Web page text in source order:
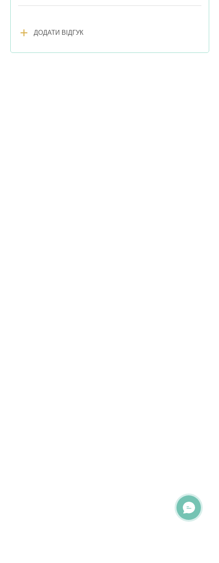
add ДОДАТИ ВІДГУК